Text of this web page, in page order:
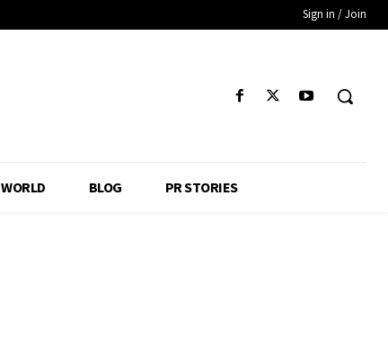
Sign in / Join
WORLD BLOG PR STORIES